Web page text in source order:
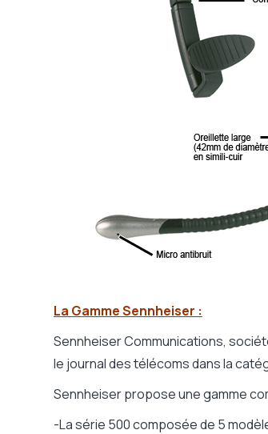
La Gamme Sennheiser :
Sennheiser Communications,
le journal des télécoms dans la
Sennheiser propose une gamme
-La série 500 composée de 5